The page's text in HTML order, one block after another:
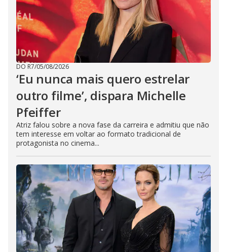
DO R7/05/08/2026
‘Eu nunca mais quero estrelar
outro filme’, dispara Michelle
Pfeiffer
Atriz falou sobre a nova fase da carreira e admitiu que não
tem interesse em voltar ao formato tradicional de
protagonista no cinema...